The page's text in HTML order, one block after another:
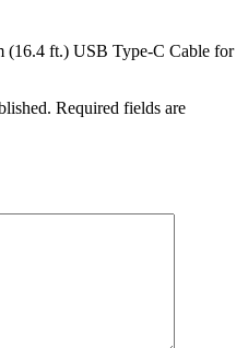
(16.4 ft.) USB Type-C Cable for
Required fields are